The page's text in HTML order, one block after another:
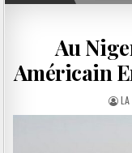
Au
Américain